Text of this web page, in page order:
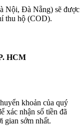
Nội, Đà Nẵng) sẽ được
thu hộ (COD).
HCM
khoản của quý
xác nhận số tiền đã
gian sớm nhất.